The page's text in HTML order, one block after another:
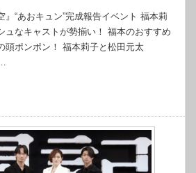
“あおキュン”完成報告イベント 福本莉
ュなキャストが勢揃い！ 福本のおすすめ
頭ポンポン！ 福本莉子と松田元太